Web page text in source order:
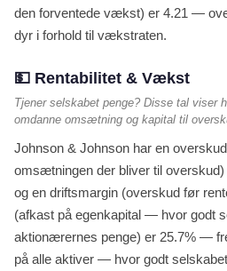
den forventede vækst) er 4.21 —
dyr i forhold til vækstraten.
💵 Rentabilitet & Vækst
Tjener selskabet penge? Disse tal viser
omdanne omsætning og kapital til
Johnson & Johnson har en
omsætningen der bliver til
og en driftsmargin (overskud før
(afkast på egenkapital — hvor godt
aktionærernes penge) er 25.7% —
på alle aktiver — hvor godt